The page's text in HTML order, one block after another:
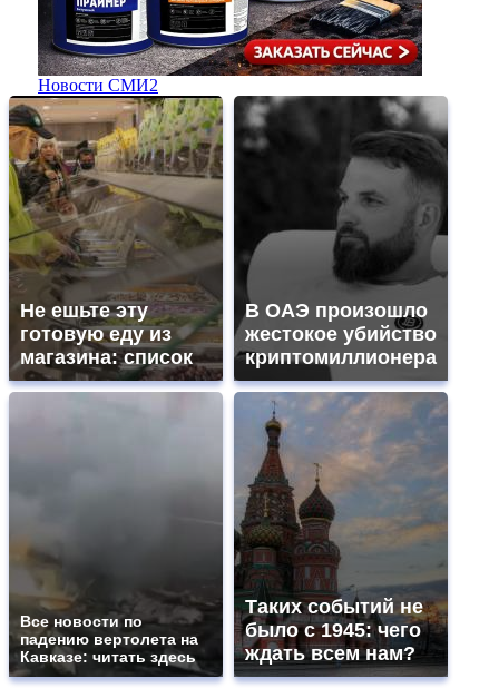
Новости СМИ2
Не ешьте эту
готовую еду из
магазина: список
В ОАЭ произошло
жестокое убийство
криптомиллионера
Все новости по
падению вертолета на
Кавказе: читать здесь
Таких событий не
было с 1945: чего
ждать всем нам?